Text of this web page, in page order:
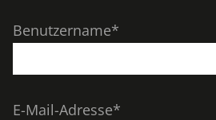
Benutzername*
E-Mail-Adresse*